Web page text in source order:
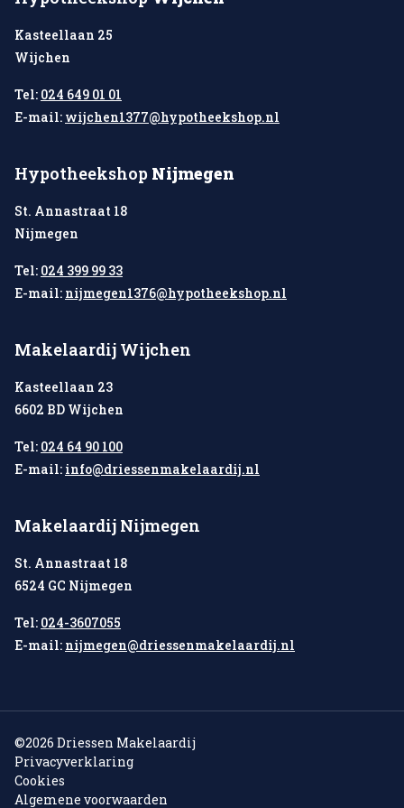
Kasteellaan 25
Wijchen
Tel: 024 649 01 01
E-mail: wijchen1377@hypotheekshop.nl
Hypotheekshop Nijmegen
St. Annastraat 18
Nijmegen
Tel: 024 399 99 33
E-mail: nijmegen1376@hypotheekshop.nl
Makelaardij Wijchen
Kasteellaan 23
6602 BD Wijchen
Tel: 024 64 90 100
E-mail: info@driessenmakelaardij.nl
Makelaardij Nijmegen
St. Annastraat 18
6524 GC Nijmegen
Tel: 024-3607055
E-mail: nijmegen@driessenmakelaardij.nl
©2026 Driessen Makelaardij
Privacyverklaring
Cookies
Algemene voorwaarden